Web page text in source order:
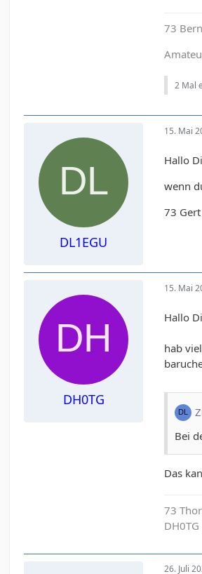
73
2 Mal
DL1EGU
15. Mai
Hallo
wenn
73 Gert
DH0TG
15. Mai
Hallo
hab
Bei
Das
73
DH0TG
26. Juli